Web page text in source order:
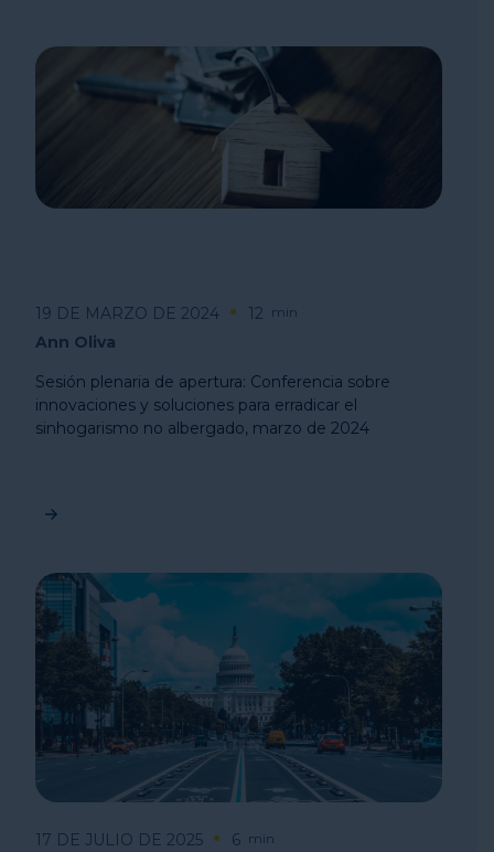
19 DE MARZO DE 2024 12 min
Ann Oliva
Sesión plenaria de apertura: Conferencia sobre
innovaciones y soluciones para erradicar el
sinhogarismo no albergado, marzo de 2024
17 DE JULIO DE 2025 6 min